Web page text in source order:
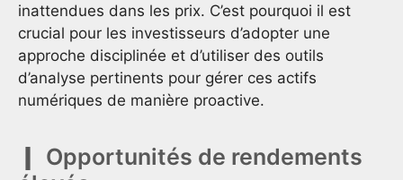
inattendues dans les prix. C’est pourquoi il est
crucial pour les investisseurs d’adopter une
approche disciplinée et d’utiliser des outils
d’analyse pertinents pour gérer ces actifs
numériques de manière proactive.
Opportunités de rendements